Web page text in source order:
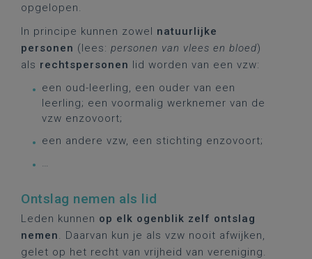
opgelopen.
In principe kunnen zowel natuurlijke
personen (lees: personen van vlees en bloed)
als rechtspersonen lid worden van een vzw:
een oud-leerling, een ouder van een
leerling; een voormalig werknemer van de
vzw enzovoort;
een andere vzw, een stichting enzovoort;
…
Ontslag nemen als lid
Leden kunnen op elk ogenblik zelf ontslag
nemen. Daarvan kun je als vzw nooit afwijken,
gelet op het recht van vrijheid van vereniging.